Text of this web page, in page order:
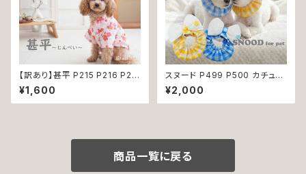
【訳あり】甚平 P215 P216 P21
7 P218 ドッグウエア ドックウェ
ア 女の子 ピンク ホワイト フラ
ワー 花柄 桜 水風船 祭り 極小
しゃれ かわいい 可愛い 和装 和
¥1,600
スヌード P499 P500 カチュー
シャ りぼん ブルー イエロー ド
ッグウェア ドッグ ウェア ドッグ
ウエア 犬 猫 ペット 服 犬服 か
¥2,000
商品一覧に戻る